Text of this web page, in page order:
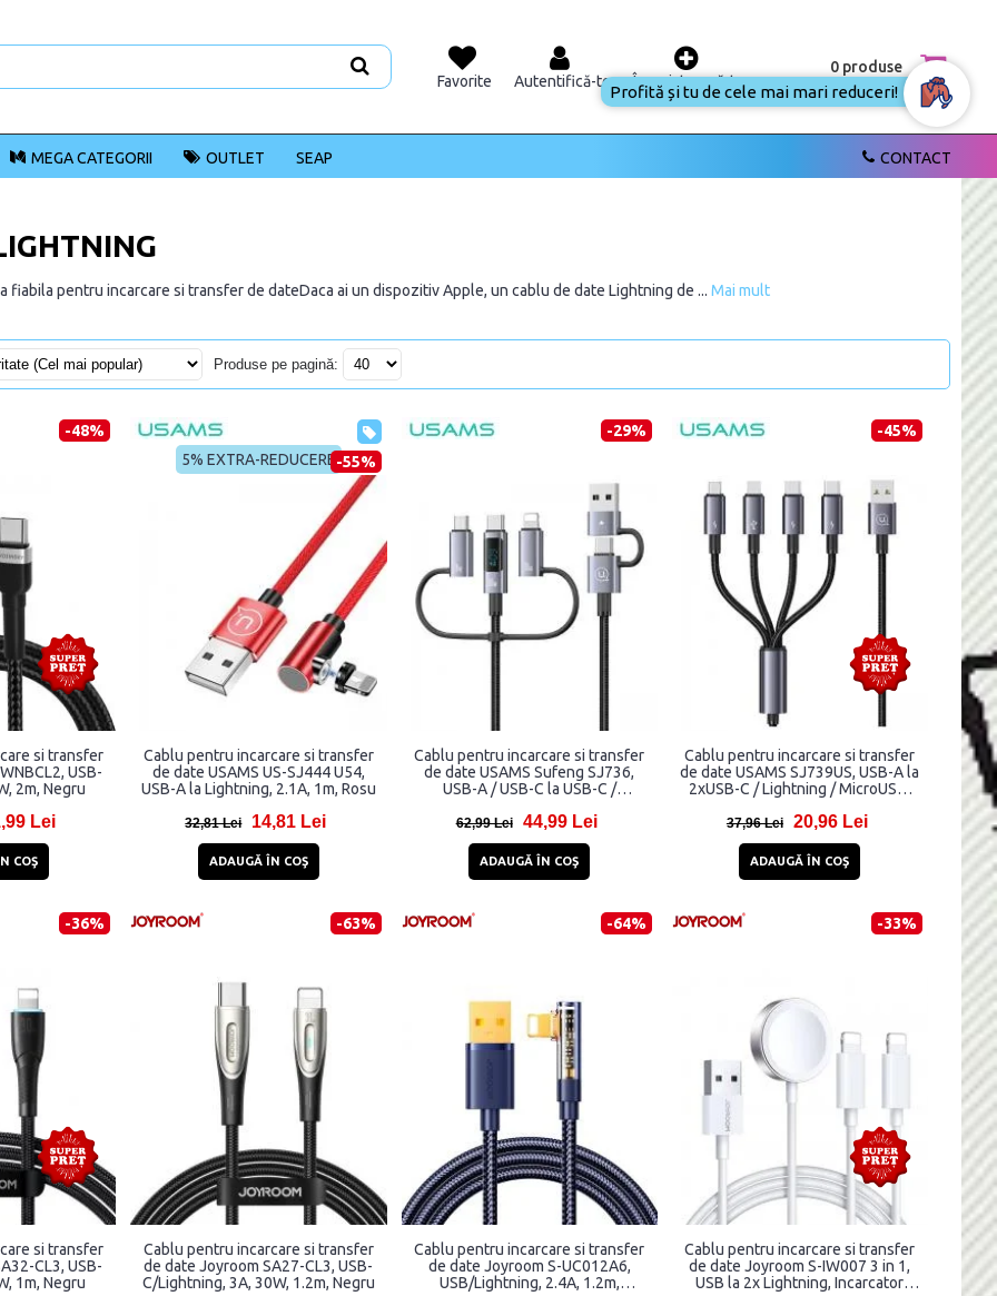
Favorite Autentifică-te Înregistrează-te
0 produse
CONTACT
MEGA CATEGORII OUTLET SEAP
fiabila pentru incarcare si transfer de dateDaca ai un dispozitiv Apple, un cablu de date Lightning de ... Mai mult
Produse pe pagină:
-48%
si transfer
USB-
2m, Negru
Lei
COŞ
5% EXTRA-REDUCERE -55%
Cablu pentru incarcare si transfer
de date USAMS US-SJ444 U54,
USB-A la Lightning, 2.1A, 1m, Rosu
32,81 Lei 14,81 Lei
ADAUGĂ ÎN COŞ
-29%
Cablu pentru incarcare si transfer
de date USAMS Sufeng SJ736,
USB-A / USB-C la USB-C /
480Mbps, 2m, Negru
62,99 Lei 44,99 Lei
ADAUGĂ ÎN COŞ
-45%
Cablu pentru incarcare si transfer
de date USAMS SJ739US, USB-A la
2xUSB-C / Lightning / MicroUSB,
37,96 Lei 20,96 Lei
ADAUGĂ ÎN COŞ
-36%
si transfer
CL3, USB-
1m, Negru
-63%
Cablu pentru incarcare si transfer
de date Joyroom SA27-CL3, USB-
C/Lightning, 3A, 30W, 1.2m, Negru
-64%
Cablu pentru incarcare si transfer
de date Joyroom S-UC012A6,
USB/Lightning, 2.4A, 1.2m,
-33%
Cablu pentru incarcare si transfer
de date Joyroom S-IW007 3 in 1,
USB la 2x Lightning, Incarcator
Profită și tu de cele mai mari reduceri!